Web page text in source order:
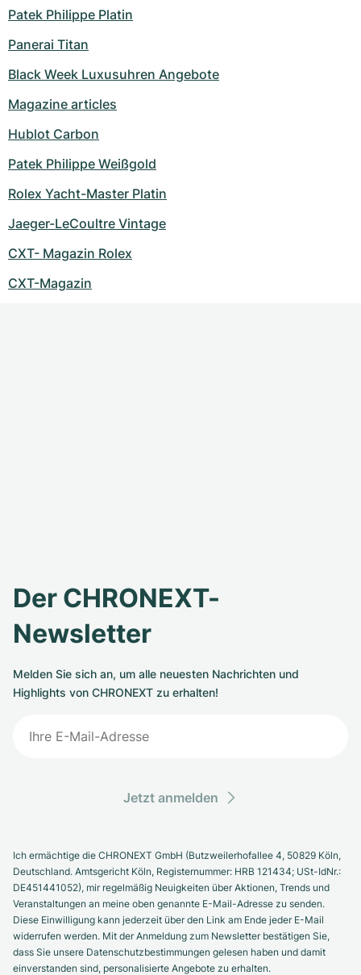
Patek Philippe Platin
Panerai Titan
Black Week Luxusuhren Angebote
Magazine articles
Hublot Carbon
Patek Philippe Weißgold
Rolex Yacht-Master Platin
Jaeger-LeCoultre Vintage
CXT- Magazin Rolex
CXT-Magazin
Der CHRONEXT-
Newsletter
Melden Sie sich an, um alle neuesten Nachrichten und
Highlights von CHRONEXT zu erhalten!
Jetzt anmelden
Ich ermächtige die CHRONEXT GmbH (Butzweilerhofallee 4, 50829 Köln,
Deutschland. Amtsgericht Köln, Registernummer: HRB 121434; USt-IdNr.:
DE451441052), mir regelmäßig Neuigkeiten über Aktionen, Trends und
Veranstaltungen an meine oben genannte E-Mail-Adresse zu senden.
Diese Einwilligung kann jederzeit über den Link am Ende jeder E-Mail
widerrufen werden. Mit der Anmeldung zum Newsletter bestätigen Sie,
dass Sie unsere Datenschutzbestimmungen gelesen haben und damit
einverstanden sind, personalisierte Angebote zu erhalten.